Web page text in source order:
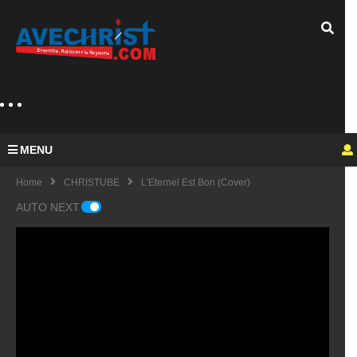
MENU
Home CHRISTUBE L'Eternel Est Bon (Cover)
AUTO NEXT